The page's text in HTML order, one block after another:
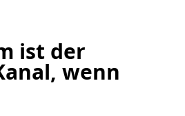
ist der
wenn